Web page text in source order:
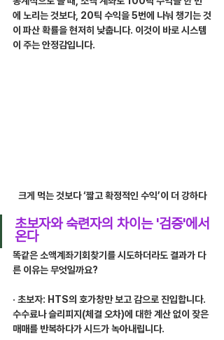
에 노리는 것보다, 20틱 수익을 5번에 나눠 챙기는 것
이 파산 확률을 현저히 낮춥니다. 이것이 바로 시스템
이 주는 안정감입니다.
크게 먹는 것보다 ‘짧고 확정적인 수익’이 더 강하다
초보자와 숙련자의 차이는 '검증'에서
온다
똑같은 소액계좌기회찾기를 시도하더라도 결과가 다
른 이유는 무엇일까요?
· 초보자: HTS의 호가창만 보고 감으로 진입합니다.
수수료나 슬리피지(체결 오차)에 대한 계산 없이 잦은
매매를 반복하다가 시드가 녹아내립니다.